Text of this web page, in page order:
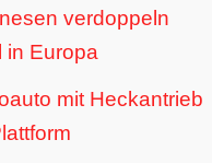
verdoppeln
in Europa
mit Heckantrieb